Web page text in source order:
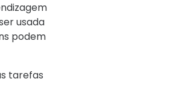
usada
podem
tarefas